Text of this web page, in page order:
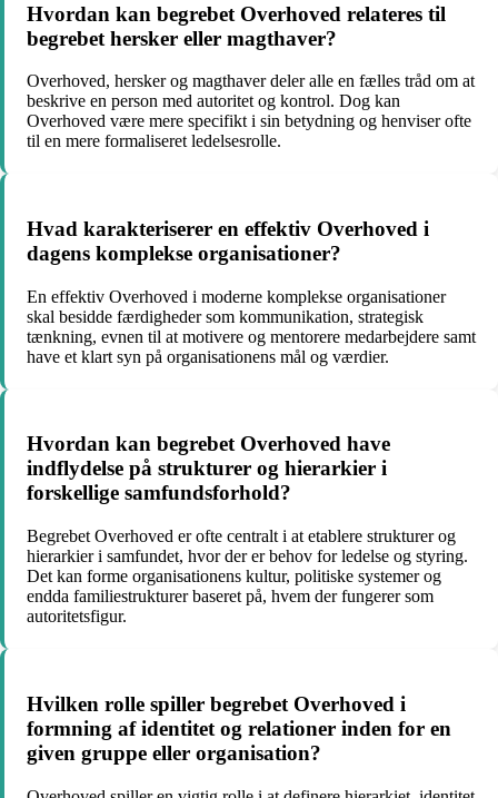
Hvordan kan begrebet Overhoved relateres til
begrebet hersker eller magthaver?
Overhoved, hersker og magthaver deler alle en fælles tråd om at
beskrive en person med autoritet og kontrol. Dog kan
Overhoved være mere specifikt i sin betydning og henviser ofte
til en mere formaliseret ledelsesrolle.
Hvad karakteriserer en effektiv Overhoved i
dagens komplekse organisationer?
En effektiv Overhoved i moderne komplekse organisationer
skal besidde færdigheder som kommunikation, strategisk
tænkning, evnen til at motivere og mentorere medarbejdere samt
have et klart syn på organisationens mål og værdier.
Hvordan kan begrebet Overhoved have
indflydelse på strukturer og hierarkier i
forskellige samfundsforhold?
Begrebet Overhoved er ofte centralt i at etablere strukturer og
hierarkier i samfundet, hvor der er behov for ledelse og styring.
Det kan forme organisationens kultur, politiske systemer og
endda familiestrukturer baseret på, hvem der fungerer som
autoritetsfigur.
Hvilken rolle spiller begrebet Overhoved i
formning af identitet og relationer inden for en
given gruppe eller organisation?